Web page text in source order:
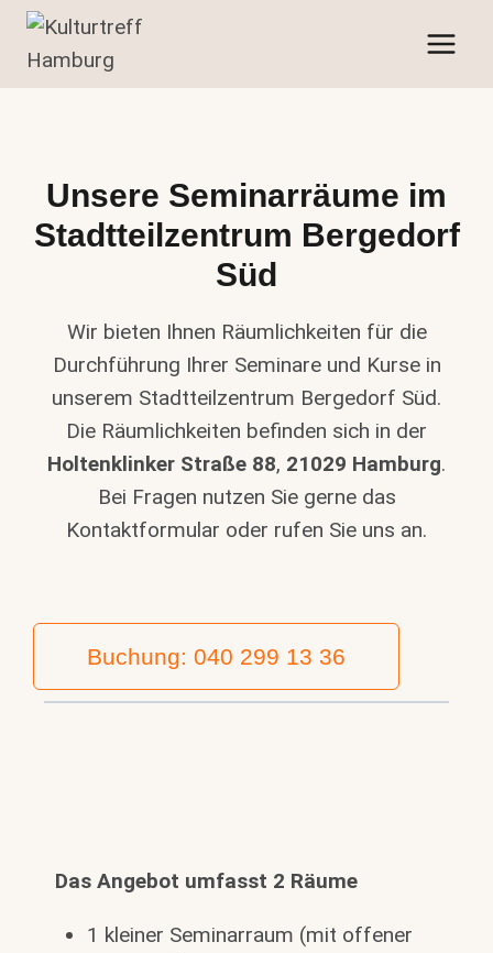
Zum
Inhalt
Unsere Seminarräume im
Stadtteilzentrum Bergedorf
Süd
Wir bieten Ihnen Räumlichkeiten für die
Durchführung Ihrer Seminare und Kurse in
unserem Stadtteilzentrum Bergedorf Süd.
Die Räumlichkeiten befinden sich in der
Holtenklinker Straße 88, 21029 Hamburg.
Bei Fragen nutzen Sie gerne das
Kontaktformular oder rufen Sie uns an.
Buchung: 040 299 13 36
Das Angebot umfasst 2 Räume
1 kleiner Seminarraum (mit offener